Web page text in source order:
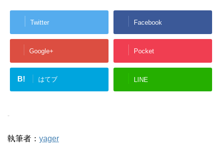
Twitter Facebook
Google+ Pocket
B! はてブ LINE
-
執筆者： yager